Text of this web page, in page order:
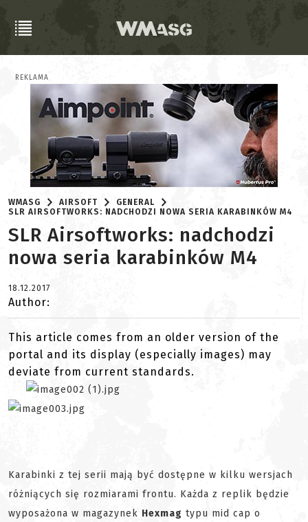
REKLAMA
WMASG AIRSOFT
GENERAL
SLR AIRSOFTWORKS: NADCHODZI NOWA SERIA KARABINKÓW M4
SLR Airsoftworks: nadchodzi
nowa seria karabinków M4
18.12.2017
Author:
This article comes from an older version of the
portal and its display (especially images) may
deviate from current standards.
Karabinki z tej serii mają być dostępne w kilku wersjach
różniących się rozmiarami frontu. Każda z replik będzie
wyposażona w magazynek Hexmag typu mid cap o